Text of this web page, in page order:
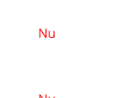
Nu